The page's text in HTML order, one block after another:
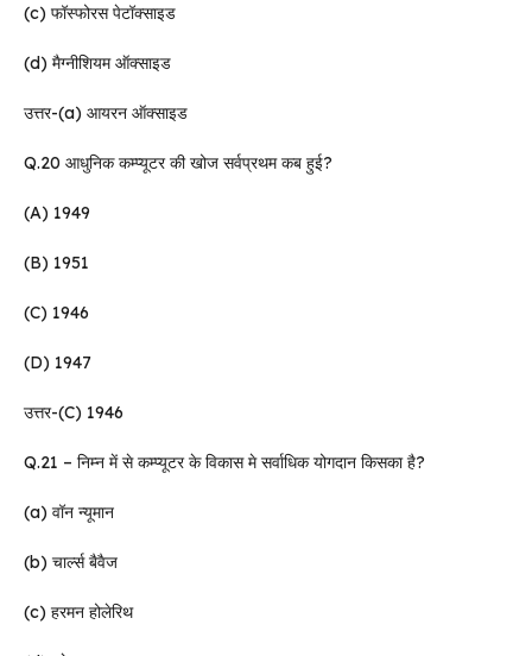
(c) फॉस्फोरस पेटॉक्साइड
(d) मैग्नीशियम ऑक्साइड
उत्तर-(a) आयरन ऑक्साइड
Q.20 आधुनिक कम्प्यूटर की खोज सर्वप्रथम कब हुई?
(A) 1949
(B) 1951
(C) 1946
(D) 1947
उत्तर-(C) 1946
Q.21 – निम्न में से कम्प्यूटर के विकास मे सर्वाधिक योगदान किसका है?
(a) वॉन न्यूमान
(b) चार्ल्स बैवैज
(c) हरमन होलेरिथ